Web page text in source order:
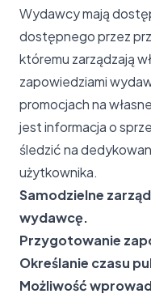
Wydawcy mają
dostępnego przez
któremu zarządzają
zapowiedziami
promocjach na
jest informacja o
śledzić na
użytkownika.
Samodzielne
wydawcę.
Przygotowanie
Określanie czasu
Możliwość